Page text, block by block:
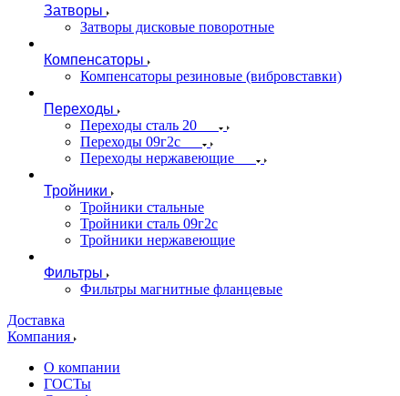
Затворы
Затворы дисковые поворотные
Компенсаторы
Компенсаторы резиновые (вибровставки)
Переходы
Переходы сталь 20
Переходы 09г2с
Переходы нержавеющие
Тройники
Тройники стальные
Тройники сталь 09г2с
Тройники нержавеющие
Фильтры
Фильтры магнитные фланцевые
Доставка
Компания
О компании
ГОСТы